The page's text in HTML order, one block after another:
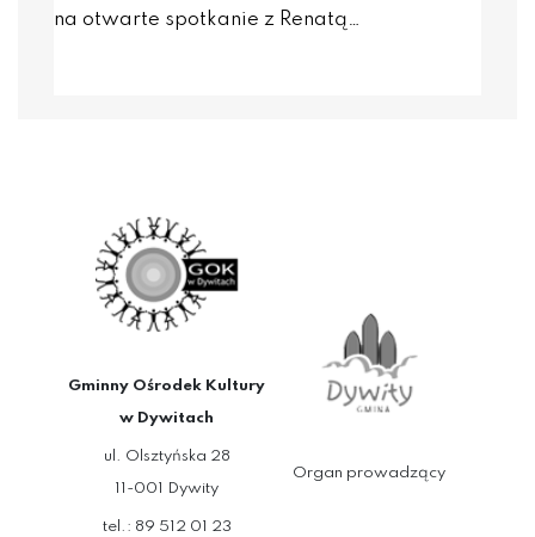
na otwarte spotkanie z Renatą…
Gminny Ośrodek Kultury
w Dywitach
ul. Olsztyńska 28
11-001 Dywity
tel.: 89 512 01 23
Organ prowadzący